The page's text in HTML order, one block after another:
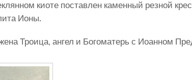
киоте поставлен каменный резной
Ионы.
Троица, ангел и Богоматерь с Иоанном